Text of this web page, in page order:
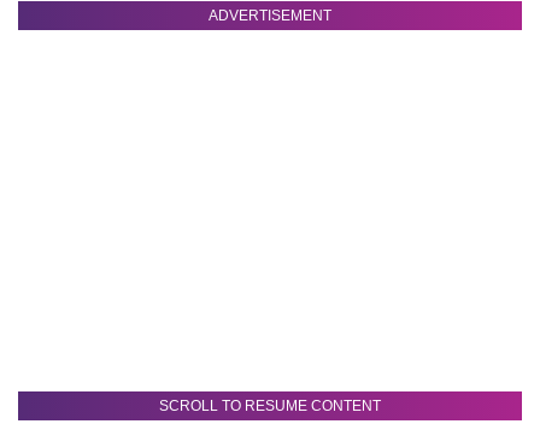
ADVERTISEMENT
SCROLL TO RESUME CONTENT